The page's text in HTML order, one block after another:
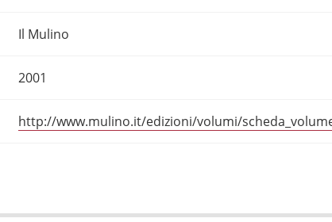
Il Mulino
2001
http://www.mulino.it/edizioni/volumi/